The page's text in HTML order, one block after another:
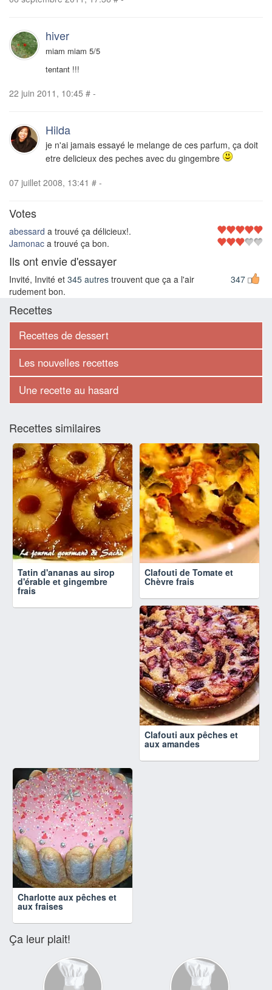
hiver
miam miam 5/5
tentant !!!
22 juin 2011, 10:45 # -
Hilda
je n'ai jamais essayé le melange de ces parfum, ça doit
etre delicieux des peches avec du gingembre
07 juillet 2008, 13:41 # -
Votes
abessard a trouvé ça délicieux!.
Jamonac a trouvé ça bon.
Ils ont envie d'essayer
347
Invité, Invité et 345 autres trouvent que ça a l'air
rudement bon.
Recettes
Recettes de dessert
Les nouvelles recettes
Une recette au hasard
Recettes similaires
Tatin d'ananas au sirop
d'érable et gingembre
frais
Clafouti de Tomate et
Chèvre frais
Clafouti aux pêches et
aux amandes
Charlotte aux pêches et
aux fraises
Ça leur plait!